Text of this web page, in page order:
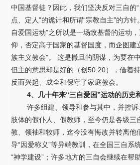
中国基督徒？因此，我们坚决反对三自的
点、定人”的诡计和所谓“宗教自主”的方
自爱国运动”之所以是一场敌基督的运动
仰，否定高于国家的基督国度，而企图建
族主义教会”。 这是撒旦的阴谋，为要在
但主的意思却是好的（创50:20），借着
反而兴起、成全和保守了家庭教会。
4、几十年来“三自爱国”运动的历史和
许多组建、领导和参与其中，并控诉
肢体的假仆人、假教师，至今仍是各级三
教、领袖和牧师，迄今没有悔改并转离他
导“因爱称义”等异端教训，在全国三自系
“神学建设”；许多地方的三自会继续在帮